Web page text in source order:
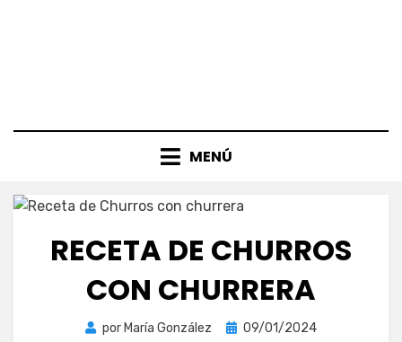
MENÚ
RECETA DE CHURROS
CON CHURRERA
por María González
Publicada
09/01/2024